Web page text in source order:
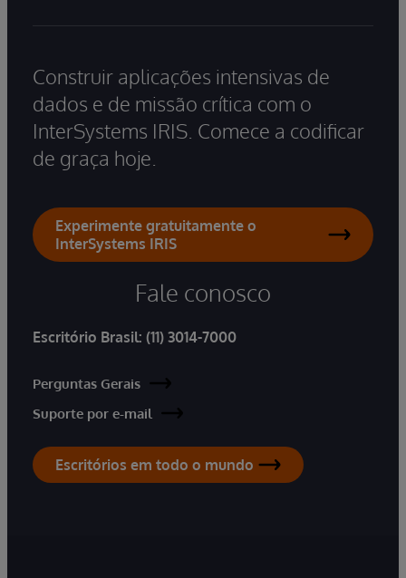
Construir aplicações intensivas de
dados e de missão crítica com o
InterSystems IRIS. Comece a codificar
de graça hoje.
Experimente gratuitamente o
InterSystems IRIS
Fale conosco
Escritório Brasil: (11) 3014-7000
Perguntas Gerais
Suporte por e-mail
Escritórios em todo o mundo